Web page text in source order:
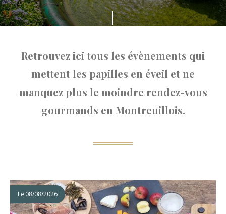
Faites
Retrouvez ici tous les évènements qui
mettent les papilles en éveil et ne
manquez plus le moindre rendez-vous
gourmands en Montreuillois.
Le 08/08/2026